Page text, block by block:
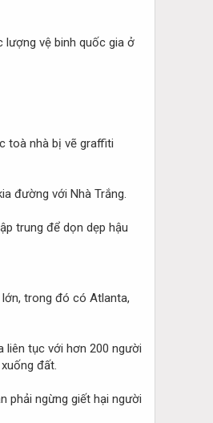
lượng vệ binh quốc gia ở
toà nhà bị vẽ graffiti
đường với Nhà Trắng.
trung để dọn dẹp hậu
trong đó có Atlanta,
liên tục với hơn 200 người
đất.
phải ngừng giết hại người